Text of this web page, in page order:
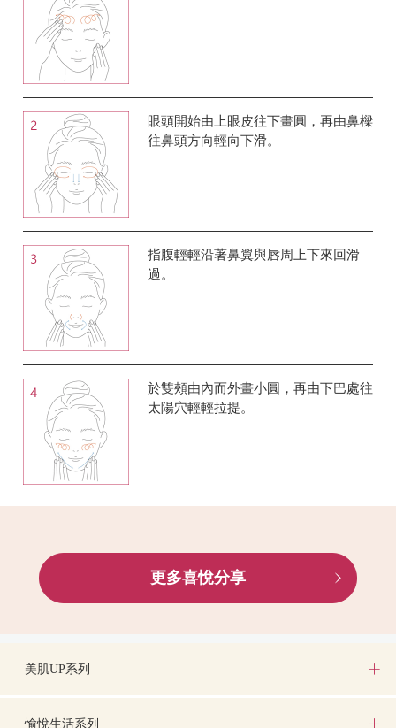
眼頭開始由上眼皮往下畫圓，再由鼻樑
往鼻頭方向輕向下滑。
指腹輕輕沿著鼻翼與唇周上下來回滑
過。
於雙頰由內而外畫小圓，再由下巴處往
太陽穴輕輕拉提。
更多喜悅分享
美肌UP系列
愉悅生活系列